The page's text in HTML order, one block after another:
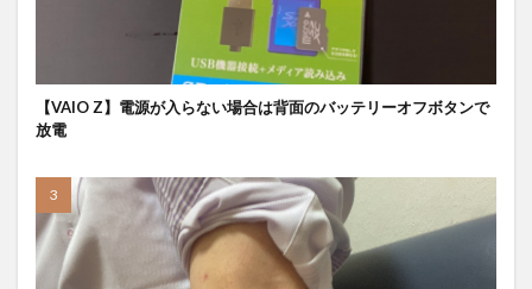
【VAIO Z】電源が入らない場合は背面のバッテリーオフボタンで
放電